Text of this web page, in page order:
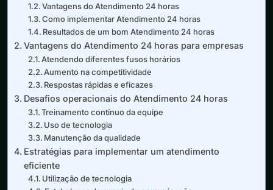
Vantagens do Atendimento 24 horas
Como implementar Atendimento 24 horas
Resultados de um bom Atendimento 24 horas
Vantagens do Atendimento 24 horas para empresas
Atendendo diferentes fusos horários
Aumento na competitividade
Respostas rápidas e eficazes
Desafios operacionais do Atendimento 24 horas
Treinamento contínuo da equipe
Uso de tecnologia
Manutenção da qualidade
Estratégias para implementar um atendimento
eficiente
Utilização de tecnologia